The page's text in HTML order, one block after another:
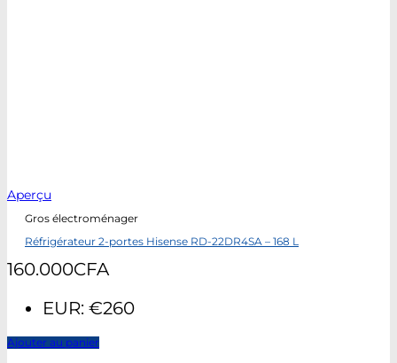
Aperçu
Gros électroménager
Réfrigérateur 2-portes Hisense RD-22DR4SA – 168 L
160.000CFA
EUR: €260
Ajouter au panier